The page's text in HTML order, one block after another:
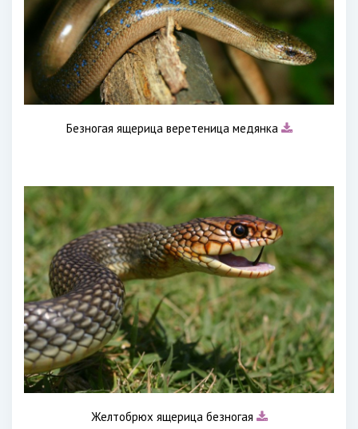
Безногая ящерица веретеница медянка
Желтобрюх ящерица безногая